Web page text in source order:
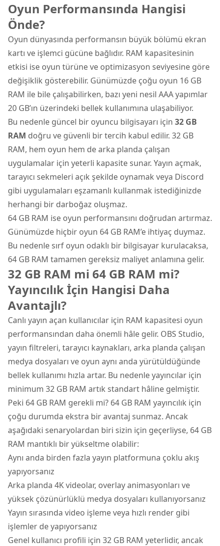
Oyun Performansında Hangisi
Önde?
Oyun dünyasında performansın büyük bölümü ekran
kartı ve işlemci gücüne bağlıdır. RAM kapasitesinin
etkisi ise oyun türüne ve optimizasyon seviyesine göre
değişiklik gösterebilir. Günümüzde çoğu oyun 16 GB
RAM ile bile çalışabilirken, bazı yeni nesil AAA yapımlar
20 GB’ın üzerindeki bellek kullanımına ulaşabiliyor.
Bu nedenle güncel bir oyuncu bilgisayarı için 32 GB
RAM doğru ve güvenli bir tercih kabul edilir. 32 GB
RAM, hem oyun hem de arka planda çalışan
uygulamalar için yeterli kapasite sunar. Yayın açmak,
tarayıcı sekmeleri açık şekilde oynamak veya Discord
gibi uygulamaları eşzamanlı kullanmak istediğinizde
herhangi bir darboğaz oluşmaz.
64 GB RAM ise oyun performansını doğrudan artırmaz.
Günümüzde hiçbir oyun 64 GB RAM’e ihtiyaç duymaz.
Bu nedenle sırf oyun odaklı bir bilgisayar kurulacaksa,
64 GB RAM tamamen gereksiz maliyet anlamına gelir.
32 GB RAM mi 64 GB RAM mi?
Yayıncılık İçin Hangisi Daha
Avantajlı?
Canlı yayın açan kullanıcılar için RAM kapasitesi oyun
performansından daha önemli hâle gelir. OBS Studio,
yayın filtreleri, tarayıcı kaynakları, arka planda çalışan
medya dosyaları ve oyun aynı anda yürütüldüğünde
bellek kullanımı hızla artar. Bu nedenle yayıncılar için
minimum 32 GB RAM artık standart hâline gelmiştir.
Peki 64 GB RAM gerekli mi? 64 GB RAM yayıncılık için
çoğu durumda ekstra bir avantaj sunmaz. Ancak
aşağıdaki senaryolardan biri sizin için geçerliyse, 64 GB
RAM mantıklı bir yükseltme olabilir:
Aynı anda birden fazla yayın platformuna çoklu akış
yapıyorsanız
Arka planda 4K videolar, overlay animasyonları ve
yüksek çözünürlüklü medya dosyaları kullanıyorsanız
Yayın sırasında video işleme veya hızlı render gibi
işlemler de yapıyorsanız
Genel kullanıcı profili için 32 GB RAM yeterlidir, ancak